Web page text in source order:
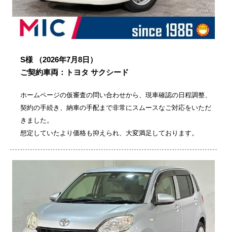
S様
（2026年7月8日）
ご契約車両：トヨタ サクシード
ホームページの仮審査の問い合わせから、現車確認の日程調整、
契約の手続き、納車の手配まで非常にスムースなご対応をいただ
きました。
想定していたより価格も抑えられ、大変満足しております。